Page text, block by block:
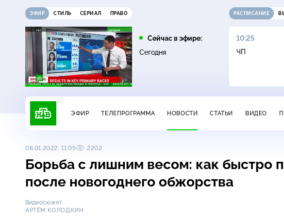
ЭФИР СТИЛЬ СЕРИАЛ ПРАВО
Сейчас в эфире:
Сегодня
РАСПИСАНИЕ
08:05
Лесник. Своя земля16+
10:00
Сегодня
10:25
ЧП
ЭФИР ТЕЛЕПРОГРАММА НОВОСТИ СТАТЬИ ВИДЕО
08.01.2022, 11:05 2202
Борьба с лишним весом: как быстро
после новогоднего обжорства
Видеосюжет
АРТЁМ КОЛОДКИН